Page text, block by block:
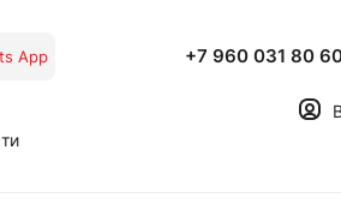
App +7 960 031 80